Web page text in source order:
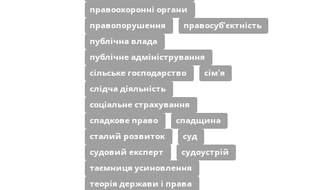
правоохоронні органи
правопорушення
правосуб’єктність
публічна влада
публічне адміністрування
сільське господарство
сім'я
слідча діяльність
соціальне страхування
спадкове право
спадщина
сталий розвиток
суд
судовий експерт
судоустрій
таємниця усиновлення
теорія держави і права